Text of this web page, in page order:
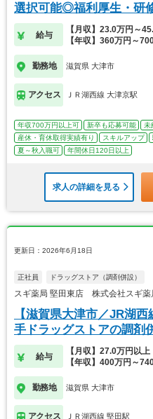
選択可能◎福利厚生・研
給与
【月収】23.0万円～
【年収】360万円～
勤務地 滋賀県 大津市
アクセス ＪＲ湖西線 大津京駅
年収700万円以上可 新卒も応募可能 未
産休・育休取得実績有り
スキルアップ
夏～秋入職可
年間休日120日以上
求人の詳細を見る
更新日：2026年6月18日
正社員 ドラッグストア（調剤併設）
スギ薬局 堅田東店 株式会社スギ薬
【滋賀県大津市／JR湖
手ドラッグストアの調剤
す！
給与
【月収】27.0万円以上
【年収】400万円～
勤務地 滋賀県 大津市
アクセス ＪＲ湖西線 堅田駅